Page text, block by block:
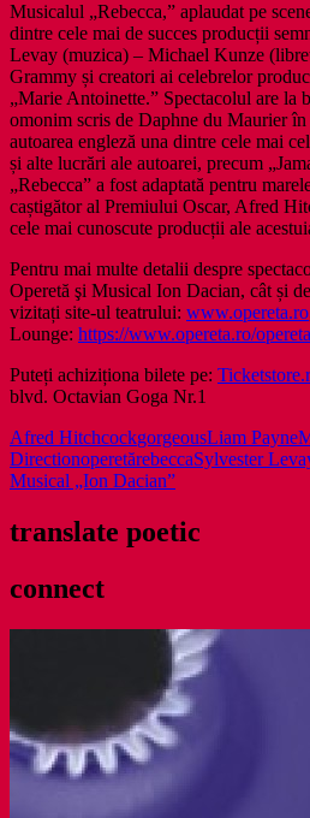
Musicalul „Rebecca,” aplaudat pe
dintre cele mai de succes producții
Levay (muzica) – Michael Kunze
Grammy și creatori ai celebrelor
„Marie Antoinette.” Spectacolul are la
omonim scris de Daphne du Maurier
autoarea engleză una dintre cele mai
și alte lucrări ale autoarei, precum
„Rebecca” a fost adaptată pentru
caștigător al Premiului Oscar, Afred
cele mai cunoscute producții ale
Pentru mai multe detalii despre
Operetă şi Musical Ion Dacian, cât și
vizitați site-ul teatrului: www.opereta.ro
Lounge: https://www.opereta.ro/
Puteți achiziționa bilete pe:
blvd. Octavian Goga Nr.1
Afred HitchcockgorgeousLiam Payne
DirectionoperetărebeccaSylvester
Musical „Ion Dacian”
translate poetic
connect